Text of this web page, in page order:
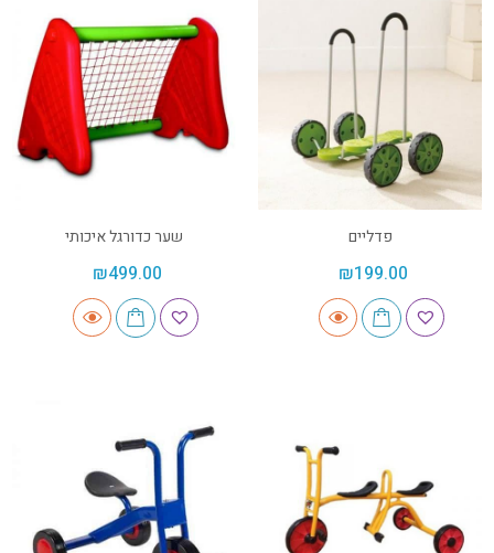
פדליים
₪199.00
שער כדורגל איכותי
₪499.00